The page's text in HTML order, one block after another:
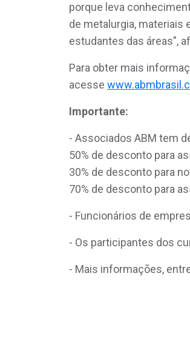
porque leva
de metalurgia, materiais
estudantes das áreas”,
Para obter mais
acesse
Importante:
- Associados ABM tem
50% de desconto para
30% de desconto para
70% de desconto para
- Funcionários de
- Os participantes dos
- Mais informações,